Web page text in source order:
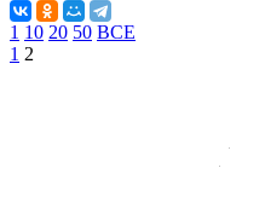
1 10 20 50 ВСЕ
1 2